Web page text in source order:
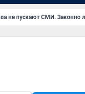
не пускают СМИ. Законно